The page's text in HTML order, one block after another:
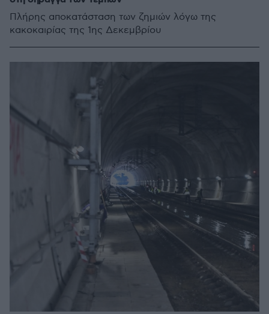
Πλήρης αποκατάσταση των ζημιών λόγω της
κακοκαιρίας της 1ης Δεκεμβρίου